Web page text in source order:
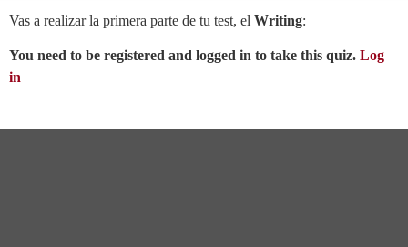
Vas a realizar la primera parte de tu test, el Writing:
You need to be registered and logged in to take this quiz. Log
in